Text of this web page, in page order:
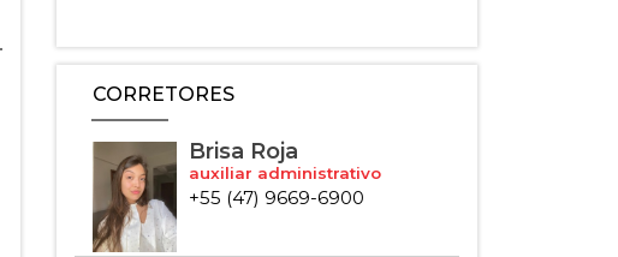
CORRETORES
Brisa Roja
auxiliar administrativo
+55 (47) 9669-6900